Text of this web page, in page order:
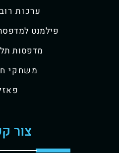
ערכות
פילמנט
מדפסות
משחקי
צור